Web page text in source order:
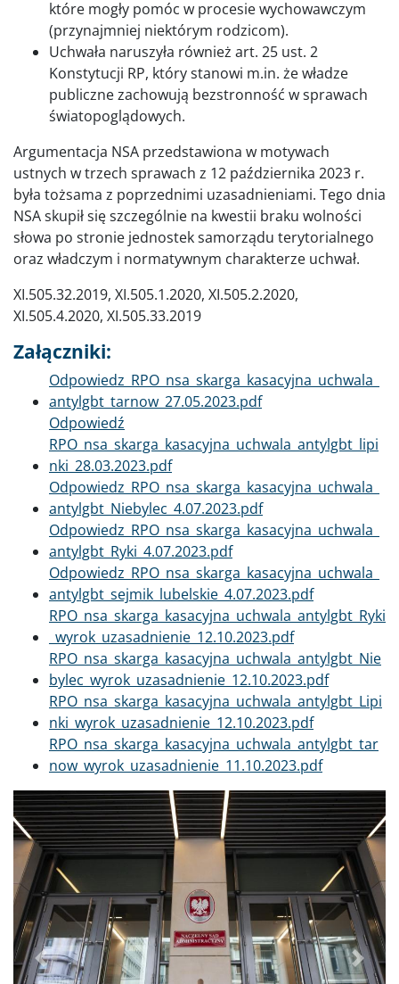
które mogły pomóc w procesie wychowawczym
(przynajmniej niektórym rodzicom).
Uchwała naruszyła również art. 25 ust. 2
Konstytucji RP, który stanowi m.in. że władze
publiczne zachowują bezstronność w sprawach
światopoglądowych.
Argumentacja NSA przedstawiona w motywach
ustnych w trzech sprawach z 12 października 2023 r.
była tożsama z poprzednimi uzasadnieniami. Tego dnia
NSA skupił się szczególnie na kwestii braku wolności
słowa po stronie jednostek samorządu terytorialnego
oraz władczym i normatywnym charakterze uchwał.
XI.505.32.2019, XI.505.1.2020, XI.505.2.2020,
XI.505.4.2020, XI.505.33.2019
Załączniki:
Dokument
Odpowiedz_RPO_nsa_skarga_kasacyjna_uchwala_
antylgbt_tarnow_27.05.2023.pdf
Dokument
Odpowiedź
RPO_nsa_skarga_kasacyjna_uchwala_antylgbt_lipi
nki_28.03.2023.pdf
Dokument
Odpowiedz_RPO_nsa_skarga_kasacyjna_uchwala_
antylgbt_Niebylec_4.07.2023.pdf
Dokument
Odpowiedz_RPO_nsa_skarga_kasacyjna_uchwala_
antylgbt_Ryki_4.07.2023.pdf
Dokument
Odpowiedz_RPO_nsa_skarga_kasacyjna_uchwala_
antylgbt_sejmik_lubelskie_4.07.2023.pdf
Dokument
RPO_nsa_skarga_kasacyjna_uchwala_antylgbt_Ryki
_wyrok_uzasadnienie_12.10.2023.pdf
Dokument
RPO_nsa_skarga_kasacyjna_uchwala_antylgbt_Nie
bylec_wyrok_uzasadnienie_12.10.2023.pdf
Dokument
RPO_nsa_skarga_kasacyjna_uchwala_antylgbt_Lipi
nki_wyrok_uzasadnienie_12.10.2023.pdf
Dokument
RPO_nsa_skarga_kasacyjna_uchwala_antylgbt_tar
now_wyrok_uzasadnienie_11.10.2023.pdf
Poprzednie Dalej